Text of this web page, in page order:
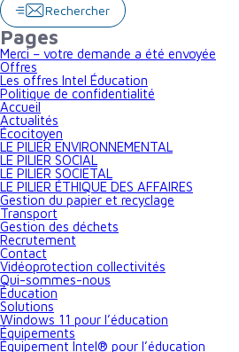
Rechercher
Pages
Merci – votre demande a été envoyée
Offres
Les offres Intel Éducation
Politique de confidentialité
Accueil
Actualités
Écocitoyen
LE PILIER ENVIRONNEMENTAL
LE PILIER SOCIAL
LE PILIER SOCIETAL
LE PILIER ÉTHIQUE DES AFFAIRES
Gestion du papier et recyclage
Transport
Gestion des déchets
Recrutement
Contact
Vidéoprotection collectivités
Qui-sommes-nous
Éducation
Solutions
Windows 11 pour l’éducation
Équipements
Équipement Intel® pour l’éducation